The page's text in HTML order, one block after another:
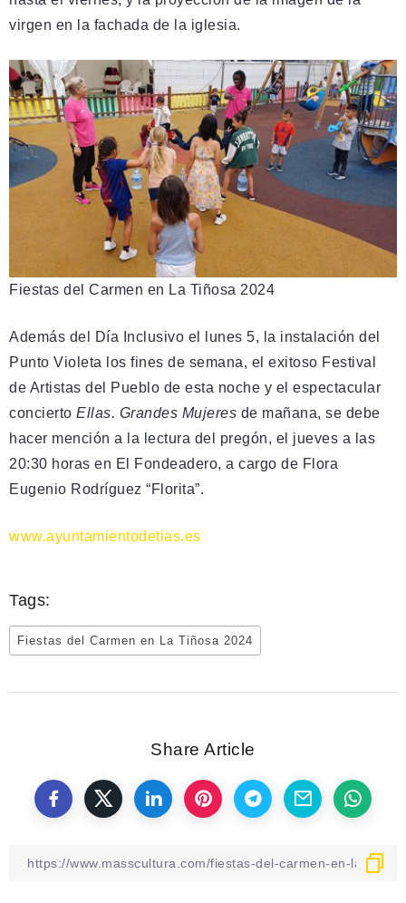
virgen en la fachada de la iglesia.
Fiestas del Carmen en La Tiñosa 2024
Además del Día Inclusivo el lunes 5, la instalación del
Punto Violeta los fines de semana, el exitoso Festival
de Artistas del Pueblo de esta noche y el espectacular
concierto Ellas. Grandes Mujeres de mañana, se debe
hacer mención a la lectura del pregón, el jueves a las
20:30 horas en El Fondeadero, a cargo de Flora
Eugenio Rodríguez “Florita”.
www.ayuntamientodetias.es
Tags:
Fiestas del Carmen en La Tiñosa 2024
Share Article